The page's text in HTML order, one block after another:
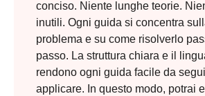
conciso. Niente lunghe teorie.
inutili. Ogni guida si concentra
problema e su come risolverlo
passo. La struttura chiara e il
rendono ogni guida facile da
applicare. In questo modo, potrai